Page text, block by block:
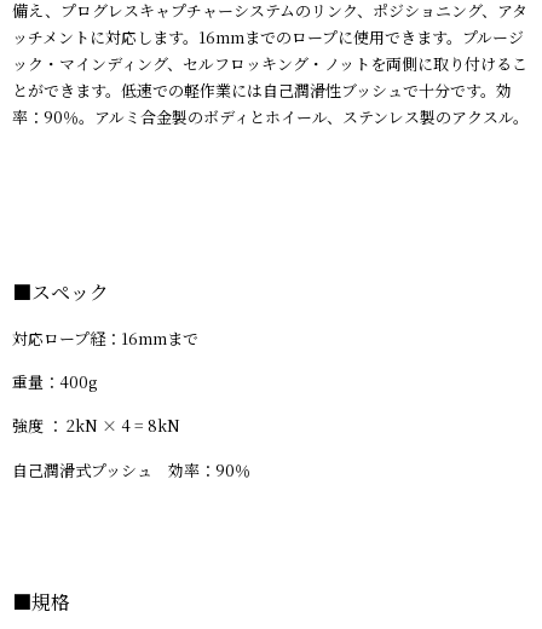
備え、プログレスキャプチャーシステムのリンク、ポジショニング、アタ
ッチメントに対応します。16mmまでのロープに使用できます。プルージ
ック・マインディング、セルフロッキング・ノットを両側に取り付けるこ
とができます。低速での軽作業には自己潤滑性ブッシュで十分です。効
率：90％。アルミ合金製のボディとホイール、ステンレス製のアクスル。
■スペック
対応ロープ経：16mmまで
重量：400g
強度 ： 2kN × 4 = 8kN
自己潤滑式プッシュ 効率：90％
■規格